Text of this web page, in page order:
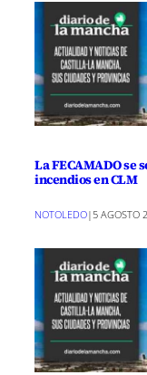
La FECAMADO se
incendios en CLM
NOTOLEDO|5 AGOSTO